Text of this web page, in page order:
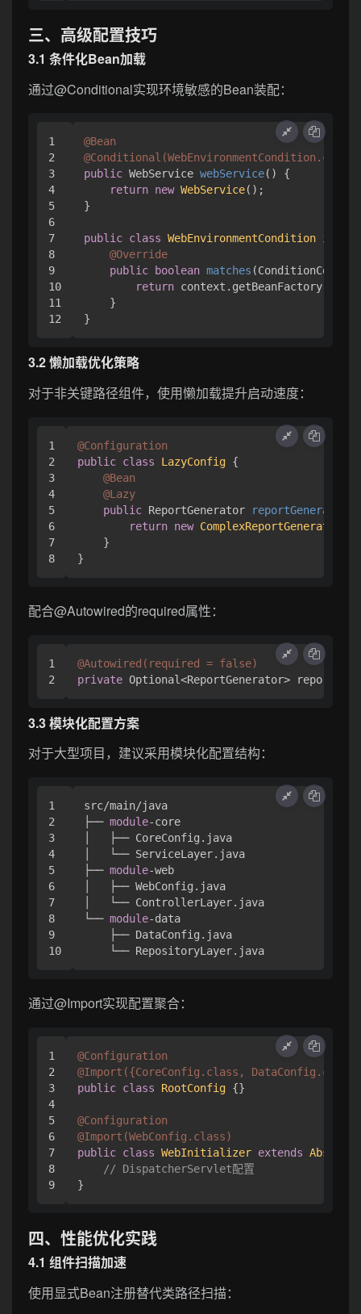
三、高级配置技巧
3.1 条件化Bean加载
通过@Conditional实现环境敏感的Bean装配：
1
2
3
4
5
6
7
8
9
10
11
@Bean
@Conditional(WebEnvironmentCondition.class)
public WebService webService()
{
return new WebService();
}
public class WebEnvironmentCondition
@Override
public
boolean matches
return context.getBeanFactory()
    }
3.2 懒加载优化策略
对于非关键路径组件，使用懒加载提升启动速度：
1
2
3
4
5
6
7
@Configuration
public class LazyConfig {
@Bean
@Lazy
public ReportGenerator reportGenerator
return new ComplexReportGenerator
    }
配合@Autowired的required属性：
1
@Autowired(required = false)
private
3.3 模块化配置方案
对于大型项目，建议采用模块化配置结构：
1
2
3
4
5
6
7
8
9
src/main/java
├── module-core
│   ├── CoreConfig.java
│   └── ServiceLayer.java
├── module-web
│   ├── WebConfig.java
│   └── ControllerLayer.java
└── module-data
    ├── DataConfig.java
通过@Import实现配置聚合：
1
2
3
4
5
6
7
8
@Configuration
@Import({CoreConfig.class,
public class RootConfig {}
@Configuration
@Import(WebConfig.class)
public class WebInitializer extends
// DispatcherServlet配置
四、性能优化实践
4.1 组件扫描加速
使用显式Bean注册替代类路径扫描：